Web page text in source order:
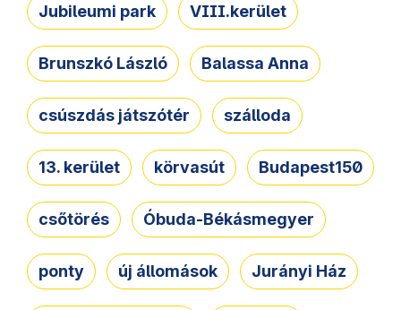
Jubileumi park VIII.kerület
Brunszkó László Balassa Anna
csúszdás játszótér szálloda
13. kerület körvasút Budapest150
csőtörés Óbuda-Békásmegyer
ponty új állomások Jurányi Ház